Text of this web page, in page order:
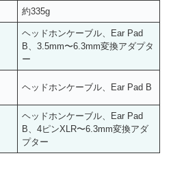
約335g
ヘッドホンケーブル、Ear Pad
B、3.5mm〜6.3mm変換アダプタ
ー
ヘッドホンケーブル、Ear Pad B
ヘッドホンケーブル、Ear Pad
B、4ピンXLR〜6.3mm変換アダ
プター